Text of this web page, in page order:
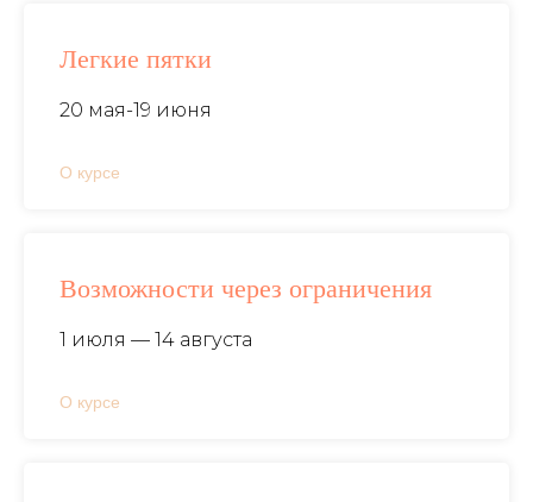
Легкие пятки
20 мая-19 июня
О курсе
Возможности через ограничения
1 июля — 14 августа
О курсе